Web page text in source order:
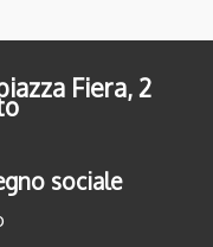
Fiera, 2
sociale